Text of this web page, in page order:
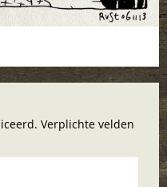
Verplichte velden